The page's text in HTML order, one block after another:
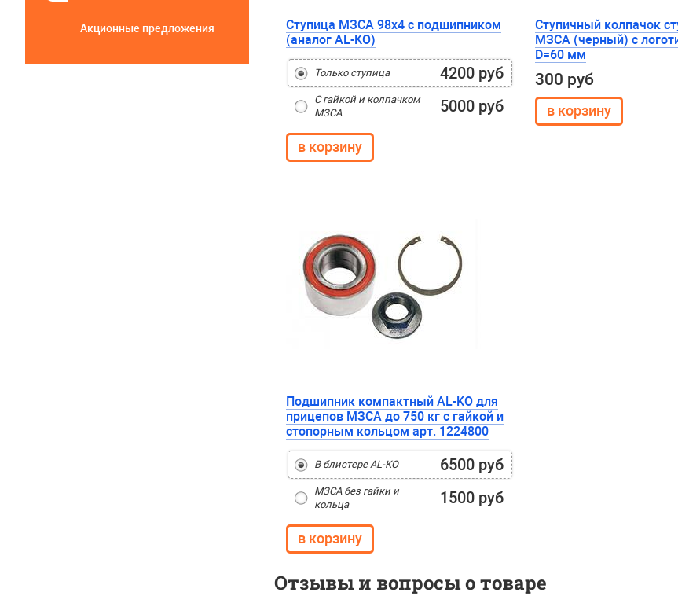
Ступица МЗСА 98x4 с подшипником
(аналог AL-KO)
Только ступица 4200 руб
С гайкой и колпачком
МЗСА
5000 руб
Ступичный колпачок
МЗСА (черный) с
D=60 мм
300 руб
Подшипник компактный AL-KO для
прицепов МЗСА до 750 кг с гайкой и
стопорным кольцом арт. 1224800
В блистере AL-KO 6500 руб
МЗСА без гайки и
кольца
1500 руб
Отзывы и вопросы о товаре
Акционные предложения